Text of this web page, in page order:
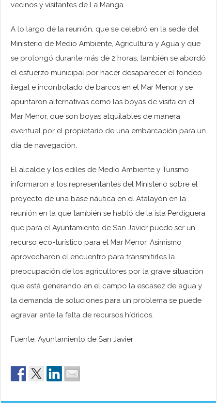
vecinos y visitantes de La Manga.
A lo largo de la reunión, que se celebró en la sede del
Ministerio de Medio Ambiente, Agricultura y Agua y que
se prolongó durante más de 2 horas, también se abordó
el esfuerzo municipal por hacer desaparecer el fondeo
ilegal e incontrolado de barcos en el Mar Menor y se
apuntaron alternativas como las boyas de visita en el
Mar Menor, que son boyas alquilables de manera
eventual por el propietario de una embarcación para un
día de navegación.
El alcalde y los ediles de Medio Ambiente y Turismo
informaron a los representantes del Ministerio sobre el
proyecto de una base náutica en el Atalayón en la
reunión en la que también se habló de la isla Perdiguera
que para el Ayuntamiento de San Javier puede ser un
recurso eco-turístico para el Mar Menor. Asimismo
aprovecharon el encuentro para transmitirles la
preocupación de los agricultores por la grave situación
que está generando en el campo la escasez de agua y
la demanda de soluciones para un problema se puede
agravar ante la falta de recursos hídricos.
Fuente: Ayuntamiento de San Javier